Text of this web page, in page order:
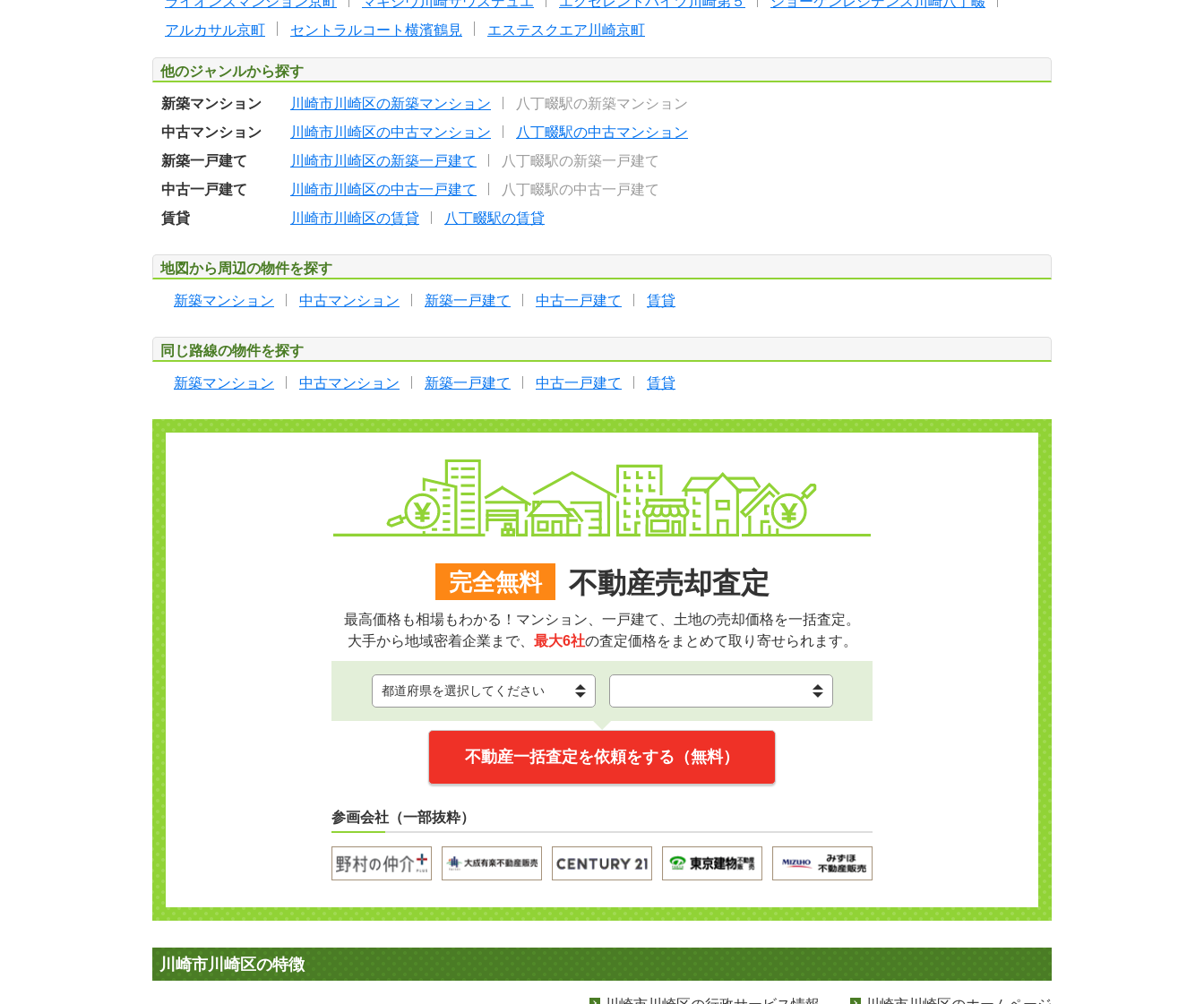
アルカサル京町
セントラルコート横濱鶴見 エステスクエア川崎京町
他のジャンルから探す
新築マンション 川崎市川崎区の新築マンション
八丁畷駅の新築マンション
中古マンション
川崎市川崎区の中古マンション
八丁畷駅の中古マンション
新築一戸建て
川崎市川崎区の新築一戸建て
八丁畷駅の新築一戸建て
中古一戸建て
川崎市川崎区の中古一戸建て
八丁畷駅の中古一戸建て
賃貸
川崎市川崎区の賃貸 八丁畷駅の賃貸
地図から周辺の物件を探す
新築マンション 中古マンション 新築一戸建て 中古一戸建て 賃貸
同じ路線の物件を探す
新築マンション 中古マンション 新築一戸建て 中古一戸建て 賃貸
完全無料 不動産売却査定
最高価格も相場もわかる！マンション、一戸建て、土地の売却価格を一括査定。
大手から地域密着企業まで、 最大6社の査定価格をまとめて取り寄せられます。
不動産一括査定を依頼をする（無料）
参画会社（一部抜粋）
川崎市川崎区の特徴